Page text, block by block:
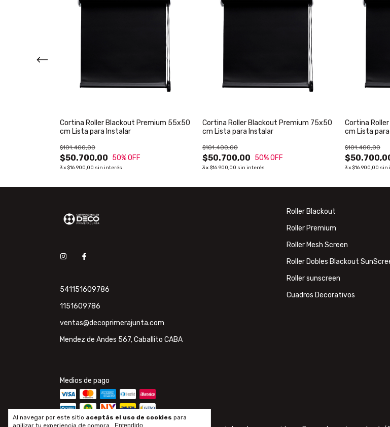
Al navegar por este sitio aceptás el uso de cookies para
agilizar tu experiencia de compra.
Entendido
Cortina Roller Blackout Premium 55x50
cm Lista para Instalar
$50.700,00
$101.400,00
50% OFF
3x $16.900,00 sin interés
Cortina Roller Blackout Premium 75x50
cm Lista para Instalar
$50.700,00
$101.400,00
50% OFF
3x $16.900,00 sin interés
Cortina
cm Lista
$101.400,00
3x $16.900,00 sin
541151609786
1151609786
ventas@decoprimerajunta.com
Mendez de Andes 567, Caballito CABA
Roller Blackout
Roller Premium
Roller Mesh Screen
Roller Dobles Blackout
Roller sunscreen
Cuadros Decorativos
Medios de pago